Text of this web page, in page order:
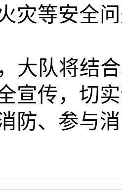
灾等安全
大队将结
宣传，切
防、参与